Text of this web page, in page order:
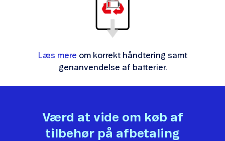
Læs mere om korrekt håndtering samt
genanvendelse af batterier.
Værd at vide om køb af
tilbehør på afbetaling